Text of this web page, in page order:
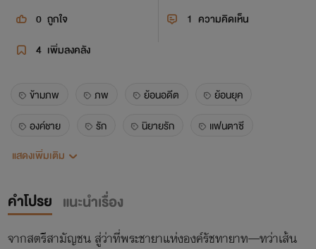
0 ถูกใจ 1 ความคิดเห็น
4 เพิ่มลงคลัง
ข้ามภพ ภพ ย้อนอดีต
ย้อนยุค
องค์ชาย
รัก นิยายรัก
เเฟนตาซี
คสามรัก
แสดงเพิ่มเติม
คำโปรย แนะนำเรื่อง
จากสตรีสามัญชน สู่ว่าที่พระชายาแห่งองค์รัชทายาท—ทว่าเส้น